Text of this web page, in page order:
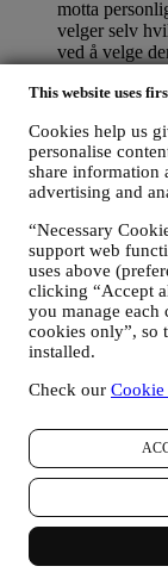
This website uses
Cookies help us
personalise
share information
advertising and
“Necessary
support web
uses above
clicking “Accept
you manage each
cookies only”, so
installed.
Check our Cookie
motta
velger selv
ved å velge
ved å klikke
på
så snart som
kunne motta
andre
RE-
Vi vil gjerne
tjenestene og
gi deg en
eksempel ved
nettstedet
våre du
disse
andre
innholdet
har samtykket